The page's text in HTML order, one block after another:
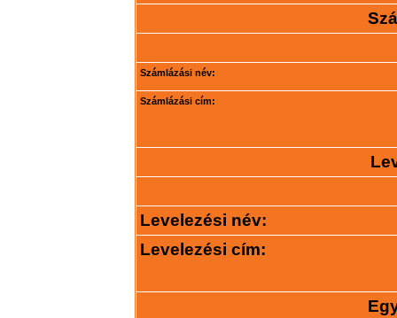
Számlázási név:
Számlázási cím:
Levelezési név:
Levelezési cím: